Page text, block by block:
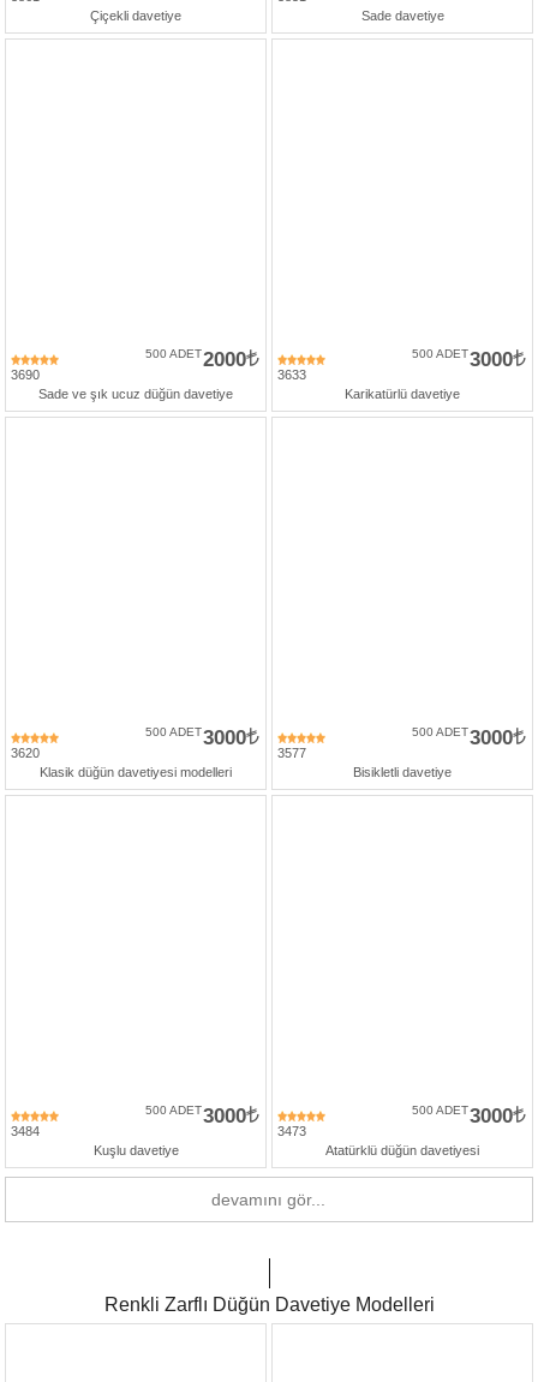
Çiçekli davetiye
Sade davetiye
3690
2000
500 ADET
Sade ve şık ucuz düğün davetiye
3633
3000
500 ADET
Karikatürlü davetiye
3620
3000
500 ADET
Klasik düğün davetiyesi modelleri
3577
3000
500 ADET
Bisikletli davetiye
3484
3000
500 ADET
Kuşlu davetiye
3473
3000
500 ADET
Atatürklü düğün davetiyesi
devamını gör...
Renkli Zarflı Düğün Davetiye Modelleri